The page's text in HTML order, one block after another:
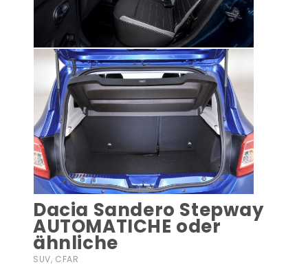
Dacia Sandero Stepway
AUTOMATICHE oder
ähnliche
SUV, CFAR